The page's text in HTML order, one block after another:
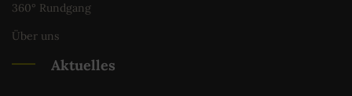
360° Rundgang
Über uns
Aktuelles